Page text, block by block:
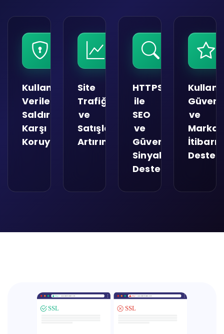
Kullanıcı
Verilerini
Saldırılara
Karşı
Koruyun
Site
Trafiğini
ve
Satışlarını
Artırın
HTTPS
ile
SEO
ve
Güven
Sinyallerini
Destekleyin
ve
Marka